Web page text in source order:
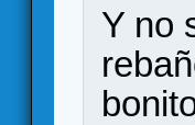
Y no